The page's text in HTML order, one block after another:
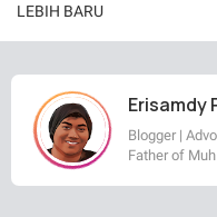
LEBIH BARU
Erisamdy
Blogger |
Father of